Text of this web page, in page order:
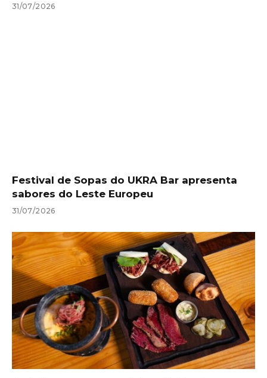
31/07/2026
Festival de Sopas do UKRA Bar apresenta
sabores do Leste Europeu
31/07/2026